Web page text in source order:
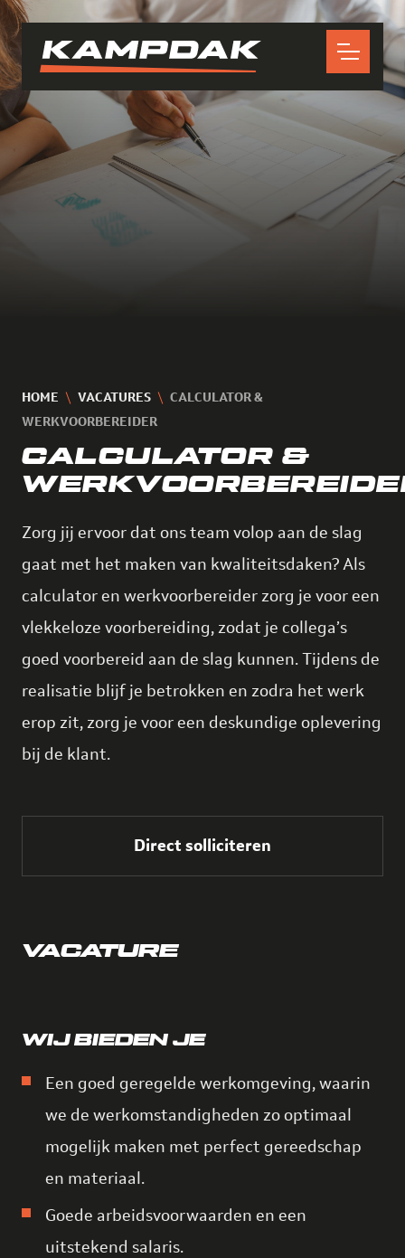
HOME VACATURES
CALCULATOR &
WERKVOORBEREIDER
CALCULATOR &
Zorg jij ervoor dat ons team volop aan de slag
gaat met het maken van kwaliteitsdaken? Als
calculator en werkvoorbereider zorg je voor een
vlekkeloze voorbereiding, zodat je collega’s
goed voorbereid aan de slag kunnen. Tijdens de
realisatie blijf je betrokken en zodra het werk
erop zit, zorg je voor een deskundige oplevering
bij de klant.
Direct solliciteren
VACATURE
WIJ BIEDEN JE
Een goed geregelde werkomgeving, waarin
we de werkomstandigheden zo optimaal
mogelijk maken met perfect gereedschap
en materiaal.
Goede arbeidsvoorwaarden en een
uitstekend salaris.